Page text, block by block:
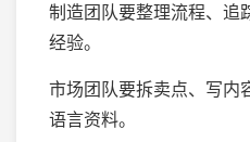
制造团队要整理流程、追
经验。
市场团队要拆卖点、写内
语言资料。